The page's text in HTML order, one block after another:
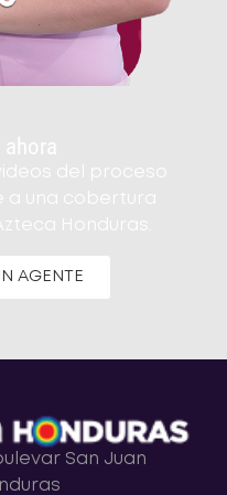
del proceso
a una cobertura
Honduras.
AGENTE
San Juan